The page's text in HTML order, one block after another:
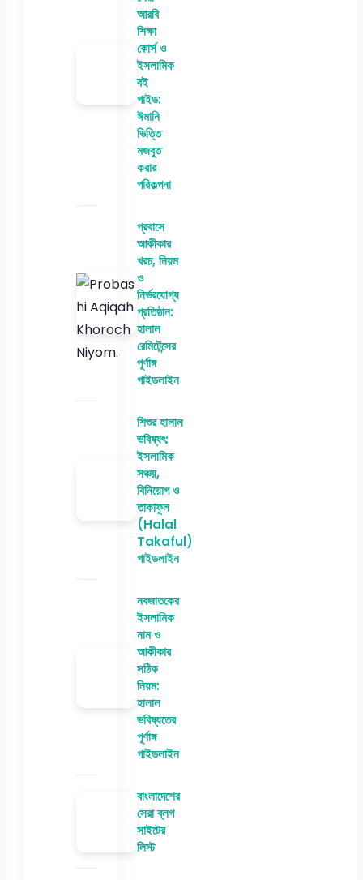
আরবি
শিক্ষা
কোর্স ও
ইসলামিক
বই
গাইড:
ঈমানি
ভিত্তি
মজবুত
করার
পরিকল্পনা
প্রবাসে
আকীকার
খরচ, নিয়ম
ও
নির্ভরযোগ্য
প্রতিষ্ঠান:
হালাল
রেমিটেন্সের
পূর্ণাঙ্গ
গাইডলাইন
শিশুর হালাল
ভবিষ্যৎ:
ইসলামিক
সঞ্চয়,
বিনিয়োগ ও
তাকাফুল
(Halal
Takaful)
গাইডলাইন
নবজাতকের
ইসলামিক
নাম ও
আকীকার
সঠিক
নিয়ম:
হালাল
ভবিষ্যতের
পূর্ণাঙ্গ
গাইডলাইন
বাংলাদেশের
সেরা ব্লগ
সাইটের
লিস্ট